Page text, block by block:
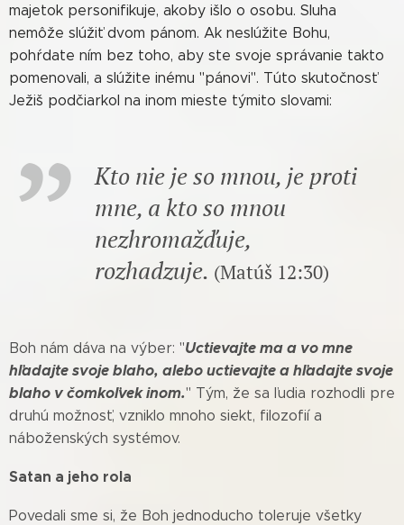
majetok personifikuje, akoby išlo o osobu. Sluha
nemôže slúžiť dvom pánom. Ak neslúžite Bohu,
pohŕdate ním bez toho, aby ste svoje správanie takto
pomenovali, a slúžite inému "pánovi". Túto skutočnosť
Ježiš podčiarkol na inom mieste týmito slovami:
Kto nie je so mnou, je proti
mne, a kto so mnou
nezhromažďuje,
rozhadzuje. (Matúš 12:30)
Boh nám dáva na výber: "Uctievajte ma a vo mne
hľadajte svoje blaho, alebo uctievajte a hľadajte svoje
blaho v čomkoľvek inom." Tým, že sa ľudia rozhodli pre
druhú možnosť, vzniklo mnoho siekt, filozofií a
náboženských systémov.
Satan a jeho rola
Povedali sme si, že Boh jednoducho toleruje všetky